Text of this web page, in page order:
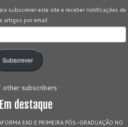
subscrever este site e receber notificações de
artigos por email.
Subscrever
other subscribers
Em destaque
EAD E PRIMEIRA PÓS-GRADUAÇÃO NO